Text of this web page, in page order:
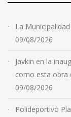
La
09/08/2026
Javkin en la
como esta obra
09/08/2026
Polideportivo